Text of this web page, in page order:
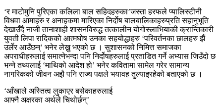
‘र माटोमुनि पुरिएका कलिला बाल सहिदहरुका’जस्ता हरफले प्यालिस्टीनी
विधवा आमाहरु र अनाहकमा मारिएका निर्दोष बालबालिकाहरुप्रति सहानुभूति
देखाउँदै नाजी तानाशाही शासनविरुद्ध तत्कालीन योगोस्लाभियाकी क्रान्तिकारी
युवती लिपा रादिकको आत्मघोष उनका सहयोद्धाहरु ‘परिवर्तनका छालहरु झैं
उर्लेर आउँछन्’ भनेर लेख्नु भएको छ । सुशासनको निमित्त समाजका
अपराधीहरुलाई समात्नेभन्दा पनि निर्दोषहरुलाई प्रताडित गर्ने अभ्यास जिउँदो छ
भन्ने तथ्यलाई ‘माथिको आदेश हो’ भनेर कवितामा सामेल गरेर सामान्य
नागरिकको जीवन अझै पनि राज्य पक्षले भयावह तुल्याइरहेको बताएको छ ।
‘आँखाले अस्तित्व लुकाएर बसेकाहरुलाई
आफ्नै अक्षरका अर्थले चिथोर्छन्’